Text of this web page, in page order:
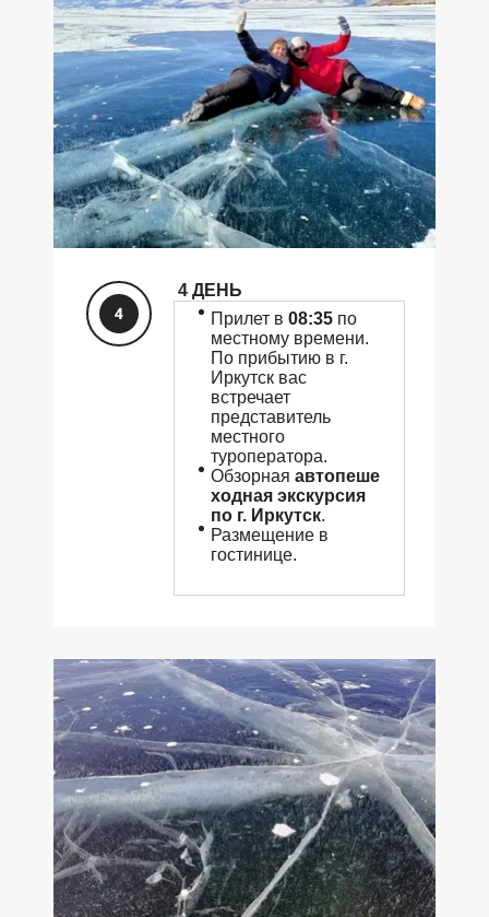
4 ДЕНЬ
Прилет в 08:35 по
местному времени.
По прибытию в г.
Иркутск вас
встречает
представитель
местного
туроператора.
Обзорная автопеше
ходная экскурсия
по г. Иркутск.
Размещение в
гостинице.